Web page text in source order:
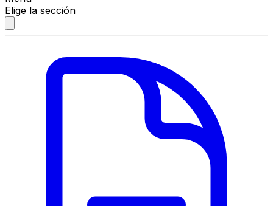
Elige la sección